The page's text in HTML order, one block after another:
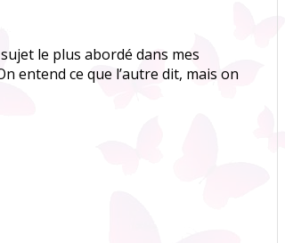
le plus abordé dans mes
entend ce que l’autre dit, mais on